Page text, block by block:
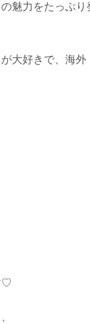
魅力をたっぷり
大好きで、海外
♡